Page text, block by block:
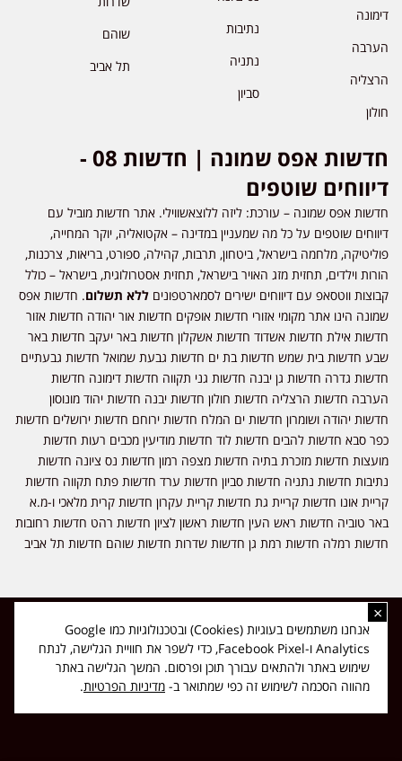
דימונה
הערבה
הרצליה
חולון
נתיבות
נתניה
סביון
שוהם
תל אביב
חדשות אפס שמונה | חדשות 08 -
דיווחים שוטפים
חדשות אפס שמונה – עורכת: ליזה ללוצאשווילי. אתר חדשות מוביל עם
דיווחים שוטפים על כל מה שמעניין במדינה – אקטואליה, יוקר המחייה,
פוליטיקה, מלחמה בישראל, ביטחון, תרבות, קהילה, ספורט, בריאות, צרכנות,
הורות וילדים, תחזית מזג האויר בישראל, תחזית אסטרולוגית, בישראל – כולל
קבוצות ווטסאפ עם דיווחים ישירים לסמארטפונים ללא תשלום. חדשות אפס
שמונה הינו אתר מקומי אזורי חדשות אופקים חדשות אור יהודה חדשות אזור
חדשות אילת חדשות אשדוד חדשות אשקלון חדשות באר יעקב חדשות באר
שבע חדשות בית שמש חדשות בת ים חדשות גבעת שמואל חדשות גבעתיים
חדשות גדרה חדשות גן יבנה חדשות גני תקווה חדשות דימונה חדשות
הערבה חדשות הרצליה חדשות חולון חדשות יבנה חדשות יהוד מונוסון
חדשות יהודה ושומרון חדשות ים המלח חדשות ירוחם חדשות ירושלים חדשות
כפר סבא חדשות להבים חדשות לוד חדשות מודיעין מכבים רעות חדשות
מועצות חדשות מזכרת בתיה חדשות מצפה רמון חדשות נס ציונה חדשות
נתיבות חדשות נתניה חדשות סביון חדשות ערד חדשות פתח תקווה חדשות
קריית אונו חדשות קריית גת חדשות קריית עקרון חדשות קרית מלאכי ו-מ.א
באר טוביה חדשות ראש העין חדשות ראשון לציון חדשות רהט חדשות רחובות
חדשות רמלה חדשות רמת גן חדשות שדרות חדשות שוהם חדשות תל אביב
כל הזכויות שמורות ל-ליזה ללוצאשווילי - חדשות אפס שמונה - דיווחים בזמן
אמת, נוסד בשנת 2019 | טל' לפרסומים 054-9759222 מייל מערכת
news08.net@gmail.com
Made with ❤ byDIGITA
×
אנחנו משתמשים בעוגיות (Cookies) ובטכנולוגיות כמו Google
Analytics ו-Facebook Pixel, כדי לשפר את חוויית הגלישה, לנתח
שימוש באתר ולהתאים עבורך תוכן ופרסום. המשך הגלישה באתר
מהווה הסכמה לשימוש זה כפי שמתואר ב- מדיניות הפרטיות.